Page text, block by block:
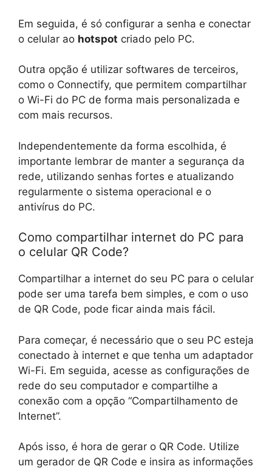
Em seguida, é só configurar a senha e conectar
o celular ao hotspot criado pelo PC.
Outra opção é utilizar softwares de terceiros,
como o Connectify, que permitem compartilhar
o Wi-Fi do PC de forma mais personalizada e
com mais recursos.
Independentemente da forma escolhida, é
importante lembrar de manter a segurança da
rede, utilizando senhas fortes e atualizando
regularmente o sistema operacional e o
antivírus do PC.
Como compartilhar internet do PC para
o celular QR Code?
Compartilhar a internet do seu PC para o celular
pode ser uma tarefa bem simples, e com o uso
de QR Code, pode ficar ainda mais fácil.
Para começar, é necessário que o seu PC esteja
conectado à internet e que tenha um adaptador
Wi-Fi. Em seguida, acesse as configurações de
rede do seu computador e compartilhe a
conexão com a opção “Compartilhamento de
Internet”.
Após isso, é hora de gerar o QR Code. Utilize
um gerador de QR Code e insira as informações